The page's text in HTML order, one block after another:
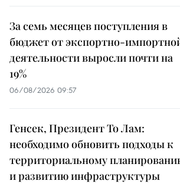
За семь месяцев поступления в
бюджет от экспортно-
деятельности выросли почти на
19%
06/08/2026 09:57
Генсек, Президент То Лам:
необходимо обновить подходы к
территориальному
и развитию инфраструктуры